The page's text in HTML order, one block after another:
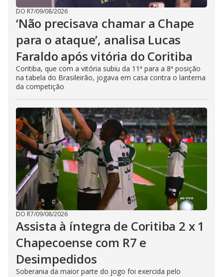
DO R7/09/08/2026
‘Não precisava chamar a Chape
para o ataque’, analisa Lucas
Faraldo após vitória do Coritiba
Coritiba, que com a vitória subiu da 11ª para a 8ª posição
na tabela do Brasileirão, jogava em casa contra o lanterna
da competição
DO R7/09/08/2026
Assista à íntegra de Coritiba 2 x 1
Chapecoense com R7 e
Desimpedidos
Soberania da maior parte do jogo foi exercida pelo